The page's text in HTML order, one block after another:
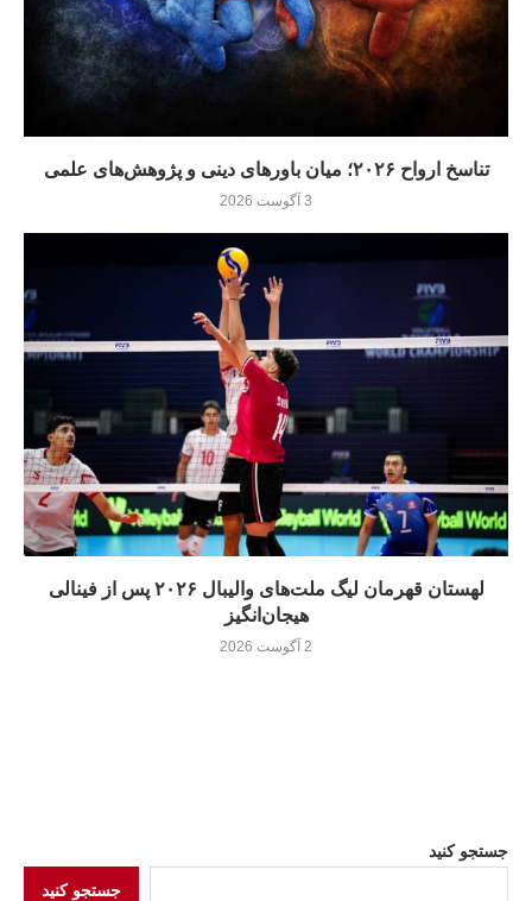
تناسخ ارواح ۲۰۲۶؛ میان باورهای دینی و پژوهش‌های علمی
3 آگوست 2026
لهستان قهرمان لیگ ملت‌های والیبال ۲۰۲۶ پس از فینالی
هیجان‌انگیز
2 آگوست 2026
جستجو کنید
جستجو کنید